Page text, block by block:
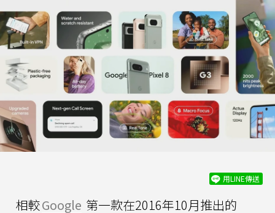
用LINE傳送
相較Google 第一款在2016年10月推出的